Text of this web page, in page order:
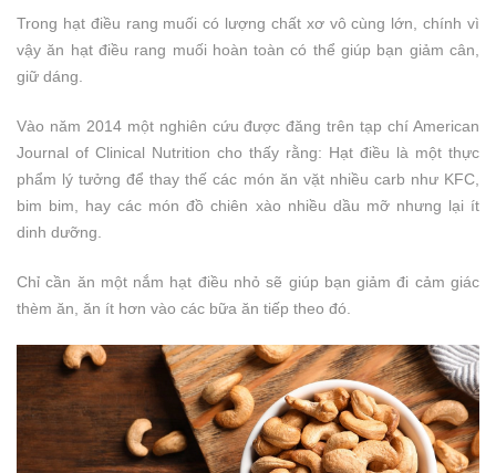
Trong hạt điều rang muối có lượng chất xơ vô cùng lớn, chính vì
vậy ăn hạt điều rang muối hoàn toàn có thể giúp bạn giảm cân,
giữ dáng.
Vào năm 2014 một nghiên cứu được đăng trên tạp chí American
Journal of Clinical Nutrition cho thấy rằng: Hạt điều là một thực
phẩm lý tưởng để thay thế các món ăn vặt nhiều carb như KFC,
bim bim, hay các món đồ chiên xào nhiều dầu mỡ nhưng lại ít
dinh dưỡng.
Chỉ cần ăn một nắm hạt điều nhỏ sẽ giúp bạn giảm đi cảm giác
thèm ăn, ăn ít hơn vào các bữa ăn tiếp theo đó.